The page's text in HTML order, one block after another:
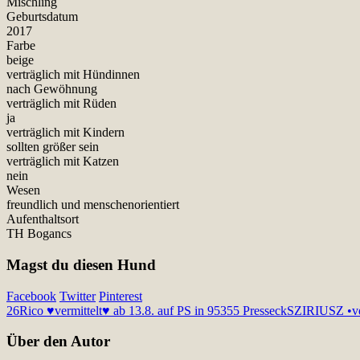
Geburtsdatum
2017
Farbe
beige
verträglich mit Hündinnen
nach Gewöhnung
verträglich mit Rüden
ja
verträglich mit Kindern
sollten größer sein
verträglich mit Katzen
nein
Wesen
freundlich und menschenorientiert
Aufenthaltsort
TH Bogancs
Magst du diesen Hund
Facebook Twitter Pinterest
26Rico ♥vermittelt♥ ab 13.8. auf PS in 95355 PresseckSZIRIUSZ
Über den Autor